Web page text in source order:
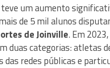
teve um aumento
de 5 mil alunos
de Joinville. Em
duas categorias: atletas
das redes públicas e